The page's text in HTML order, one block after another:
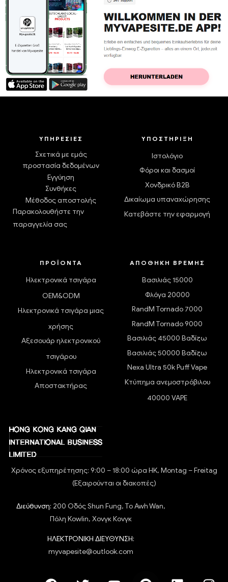
ΥΠΗΡΕΣΊΕΣ
Σχετικά με εμάς
προστασία δεδομένων
Εγγύηση
Συνθήκες
Μέθοδος αποστολής
Παρακολουθήστε την
παραγγελία σας
ΥΠΟΣΤΉΡΙΞΗ
Ιστολόγιο
Φόροι και δασμοί
Χονδρικό B2B
Δικαίωμα υπαναχώρησης
Κατεβάστε την εφαρμογή
ΠΡΟΪΌΝΤΑ
Ηλεκτρονικά τσιγάρα
OEM&ODM
Ηλεκτρονικά τσιγάρα μιας
χρήσης
Αξεσουάρ ηλεκτρονικού
τσιγάρου
Ηλεκτρονικά τσιγάρα
Αποστακτήρας
ΑΠΟΘΉΚΗ ΒΡΈΜΗΣ
Βασιλιάς 15000
Φλόγα 20000
RandM Tornado 7000
RandM Tornado 9000
Βασιλιάς 45000 Βαδίζω
Βασιλιάς 50000 Βαδίζω
Nexa Ultra 50k Puff Vape
Κτύπημα ανεμοστρόβιλου
40000 VAPE
Χρόνος εξυπηρέτησης: 9:00 – 18:00 ώρα HK, Montag – Freitag
(Εξαιρούνται οι διακοπές)
Διεύθυνση: 200 Οδός Shun Fung, To Awh Wan,
Πόλη Kowlin, Χονγκ Κονγκ
ΗΛΕΚΤΡΟΝΙΚΗ ΔΙΕΥΘΥΝΣΗ:
myvapesite@outlook.com